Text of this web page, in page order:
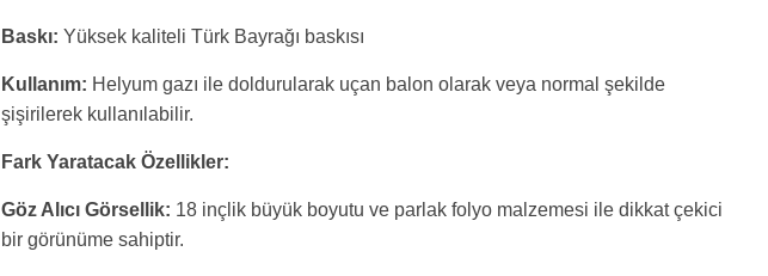
Baskı: Yüksek kaliteli Türk Bayrağı baskısı
Kullanım: Helyum gazı ile doldurularak uçan balon olarak veya normal şekilde
şişirilerek kullanılabilir.
Fark Yaratacak Özellikler:
Göz Alıcı Görsellik: 18 inçlik büyük boyutu ve parlak folyo malzemesi ile dikkat çekici
bir görünüme sahiptir.